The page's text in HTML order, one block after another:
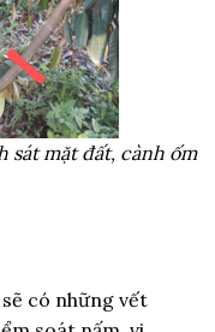
sát mặt đất, cành ốm
có những vết